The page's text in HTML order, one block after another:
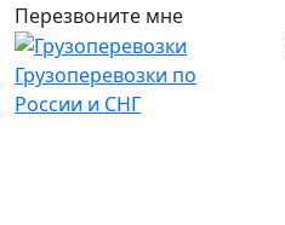
Перезвоните мне
Грузоперевозки по
России и СНГ